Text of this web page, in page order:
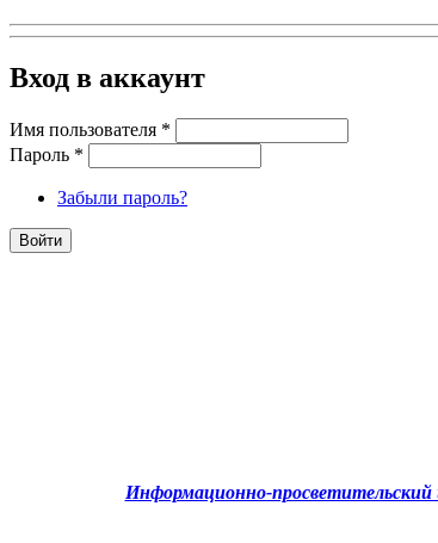
Вход в аккаунт
Имя пользователя *
Пароль *
Забыли пароль?
Информационно-